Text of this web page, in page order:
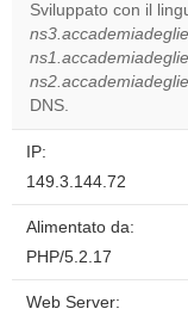
Sviluppato con il
DNS.
IP:
149.3.144.72
Alimentato da:
PHP/5.2.17
Web Server: